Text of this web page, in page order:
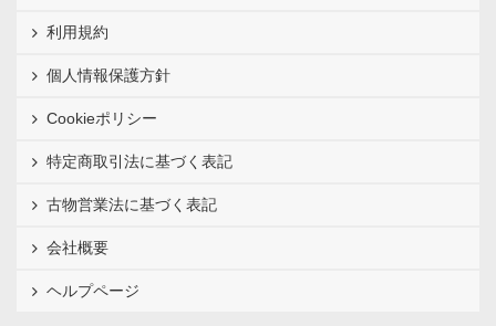
利用規約
個人情報保護方針
Cookieポリシー
特定商取引法に基づく表記
古物営業法に基づく表記
会社概要
ヘルプページ